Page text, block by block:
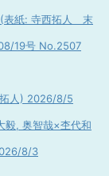
表紙: 寺西拓人 末
19号 No.2507
人) 2026/8/5
, 奥智哉×杢代和
8/3